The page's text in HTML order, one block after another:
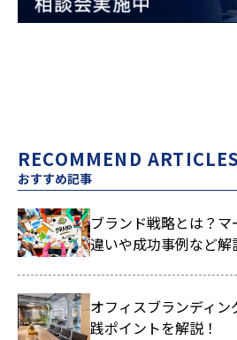
RECOMMEND ARTICLES
おすすめ記事
ブランド戦略とは？
違いや成功事例など解
オフィスブランディ
践ポイントを解説！